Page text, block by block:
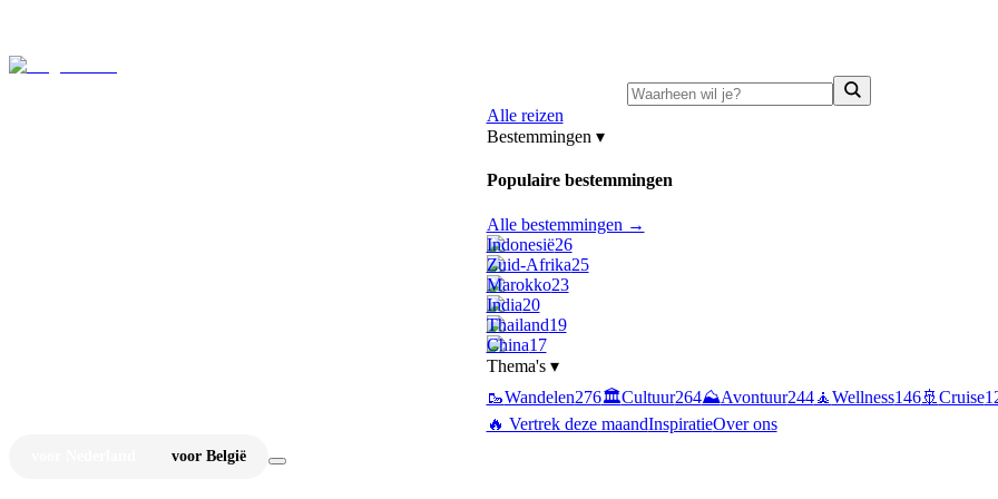
Alle reizen
Bestemmingen ▾
Populaire bestemmingen
Alle bestemmingen →
Indonesië26
Zuid-Afrika25
Marokko23
India20
Thailand19
China17
Thema's ▾
🥾Wandelen276🏛️Cultuur264⛰️Avontuur244🧘Wellness146🚢 Cruise
🔥 Vertrek deze maandInspiratieOver ons
voor België